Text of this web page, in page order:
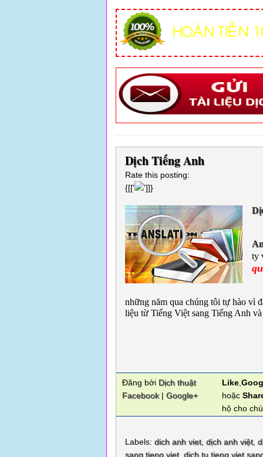
Dịch Tiếng Anh
Rate this posting:
{[['
']]}
ty
những năm qua chúng tôi tự hào vì
liệu từ Tiếng Việt sang Tiếng Anh
Đăng bởi Dịch thuật
Facebook| Google+
Like
hoặc
hộ cho
Labels: dich anh viet, dịch anh việt,
sang tieng viet, dich tu tieng viet